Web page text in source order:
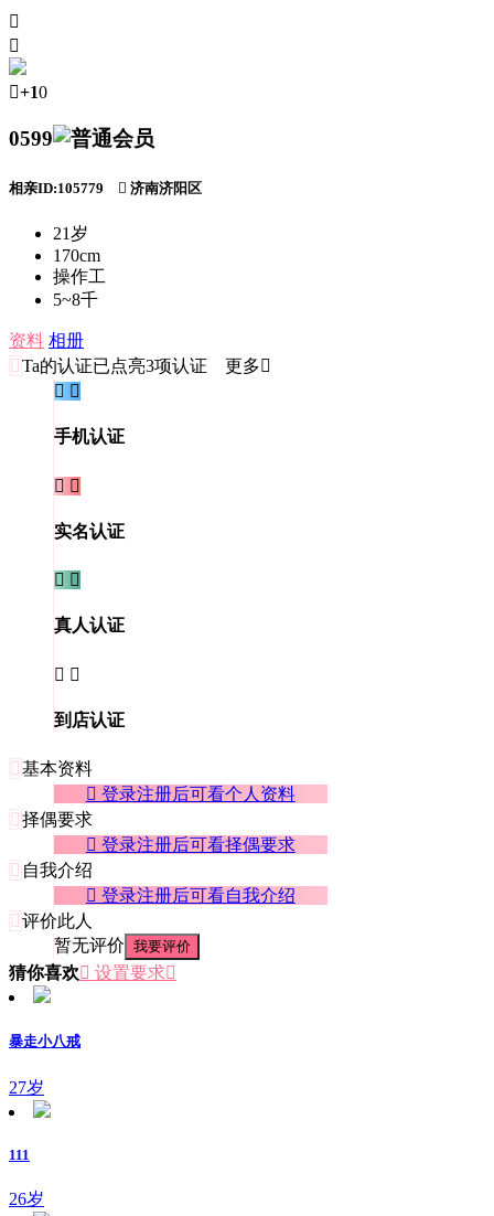


+10
0599
相亲ID:105779  济南济阳区
21岁
170cm
操作工
5~8千
资料 相册
 Ta的认证已点亮3项认证 更多
 
手机认证
 
实名认证
 
真人认证
 
到店认证
 基本资料
 登录注册后可看个人资料
 择偶要求
 登录注册后可看择偶要求
 自我介绍
 登录注册后可看自我介绍
 评价此人
暂无评价 我要评价
猜你喜欢 设置要求
暴走小八戒
27岁
111
26岁